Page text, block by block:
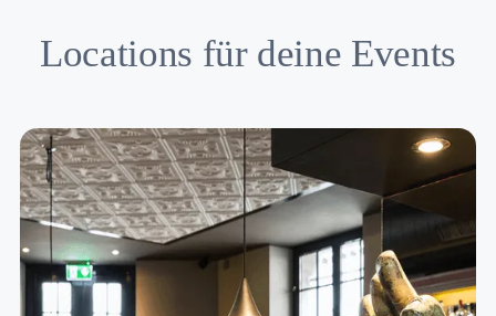
Locations für deine Events